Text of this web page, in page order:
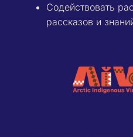
Содействовать
рассказов и